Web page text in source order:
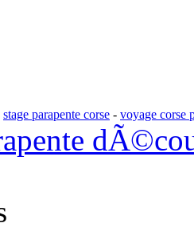
stage parapente corse - voyage corse